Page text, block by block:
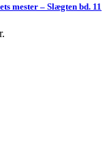
mester – Slægten bd. 11